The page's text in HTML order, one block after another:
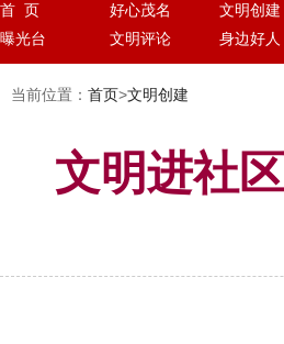
首 页 好心茂名 文明创建
曝光台
文明评论 身边好人
当前位置： 首页>文明创建
文明进社